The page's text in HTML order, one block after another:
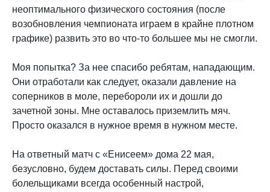
неоптимального физического состояния (после
возобновления чемпионата играем в крайне плотном
графике) развить это во что-то большее мы не смогли.
Моя попытка? За нее спасибо ребятам, нападающим.
Они отработали как следует, оказали давление на
соперников в моле, перебороли их и дошли до
зачетной зоны. Мне оставалось приземлить мяч.
Просто оказался в нужное время в нужном месте.
На ответный матч с «Енисеем» дома 22 мая,
безусловно, будем доставать силы. Перед своими
болельщиками всегда особенный настрой,